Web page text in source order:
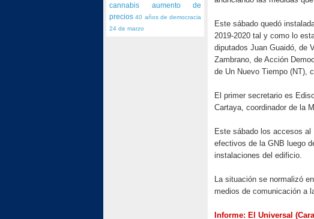
Este sábado quedó
2019-2020 tal y como lo
diputados Juan Guaidó, de
Zambrano, de Acción
de Un Nuevo Tiempo (NT),
El primer secretario es
Cartaya, coordinador de la
Este sábado los accesos al
efectivos de la GNB luego
instalaciones del edificio.
La situación se normalizó
medios de comunicación a
Informe: El Universal
cannabis aumento de
precios40 años de democracia
24 de marzo